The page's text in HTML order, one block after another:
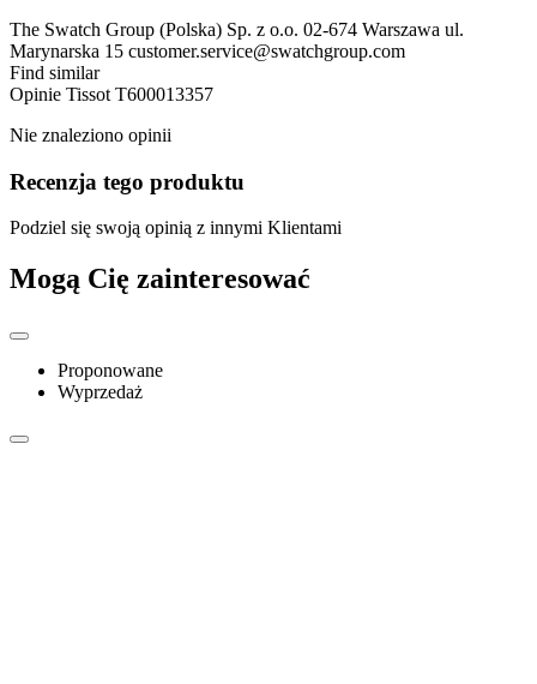
The Swatch Group (Polska) Sp. z o.o. 02-674 Warszawa ul.
Marynarska 15 customer.service@swatchgroup.com
Find similar
Opinie Tissot T600013357
Nie znaleziono opinii
Recenzja tego produktu
Podziel się swoją opinią z innymi Klientami
Mogą Cię zainteresować
Proponowane
Wyprzedaż